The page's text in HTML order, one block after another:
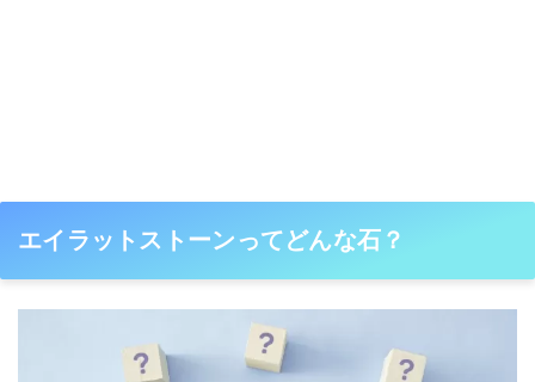
エイラットストーンってどんな石？